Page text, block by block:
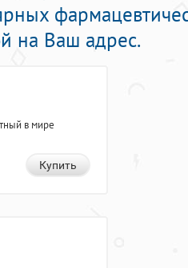
на Ваш адрес.
в мире
Купить